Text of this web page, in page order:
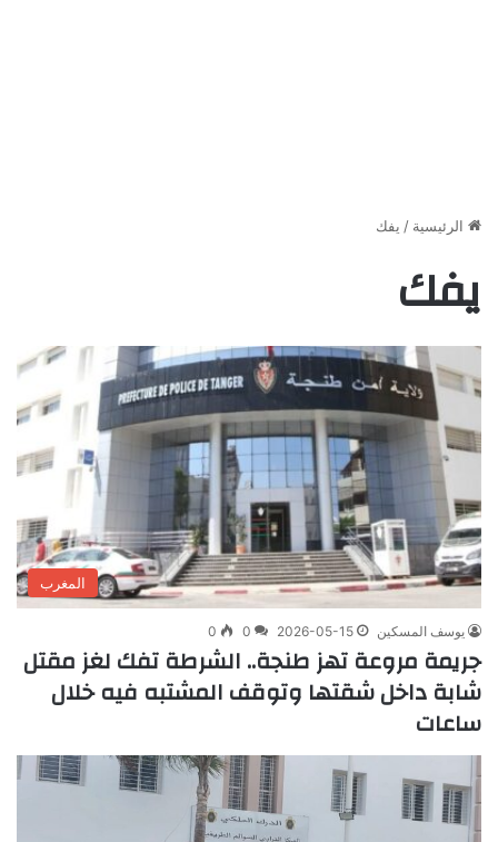
الرئيسية / يفك
يفك
المغرب
يوسف المسكين 2026-05-15
0
0
جريمة مروعة تهز طنجة.. الشرطة تفك لغز مقتل
شابة داخل شقتها وتوقف المشتبه فيه خلال
ساعات